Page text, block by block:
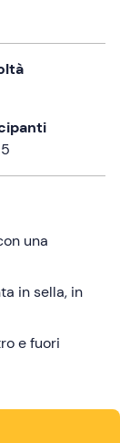
una
in sella, in
e fuori